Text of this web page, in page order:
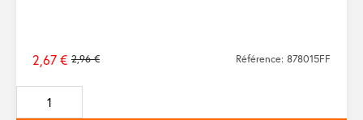
Prix
de
base
2,96 €
2,67 € Référence: 878015FF